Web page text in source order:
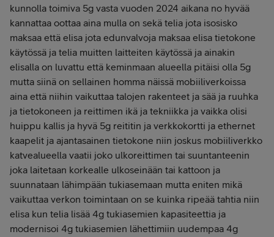
kunnolla toimiva 5g vasta vuoden 2024 aikana no hyvää
kannattaa oottaa aina mulla on sekä telia jota isosisko
maksaa että elisa jota edunvalvoja maksaa elisa tietokone
käytössä ja telia muitten laitteiten käytössä ja ainakin
elisalla on luvattu että keminmaan alueella pitäisi olla 5g
mutta siinä on sellainen homma näissä mobiiliverkoissa
aina että niihin vaikuttaa talojen rakenteet ja sää ja ruuhka
ja tietokoneen ja reittimen ikä ja tekniikka ja vaikka olisi
huippu kallis ja hyvä 5g reititin ja verkkokortti ja ethernet
kaapelit ja ajantasainen tietokone niin joskus mobiiliverkko
katvealueella vaatii joko ulkoreittimen tai suuntanteenin
joka laitetaan korkealle ulkoseinään tai kattoon ja
suunnataan lähimpään tukiasemaan mutta eniten mikä
vaikuttaa verkon toimintaan on se kuinka ripeää tahtia niin
elisa kun telia lisää 4g tukiasemien kapasiteettia ja
modernisoi 4g tukiasemien lähettimiin uudempaa 4g